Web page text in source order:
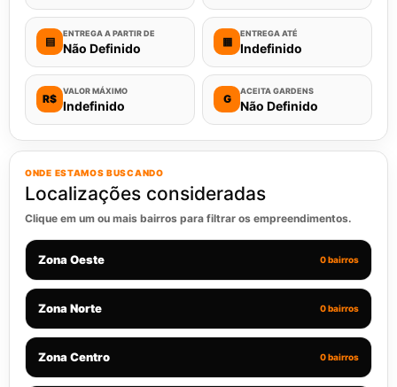
▤
ENTREGA A PARTIR DE
Não Definido ▦
ENTREGA ATÉ
Indefinido
R$
VALOR MÁXIMO
Indefinido G
ACEITA GARDENS
Não Definido
ONDE ESTAMOS BUSCANDO
Localizações consideradas
Clique em um ou mais bairros para filtrar os empreendimentos.
Zona Oeste 0 bairros
Zona Norte 0 bairros
Zona Centro 0 bairros